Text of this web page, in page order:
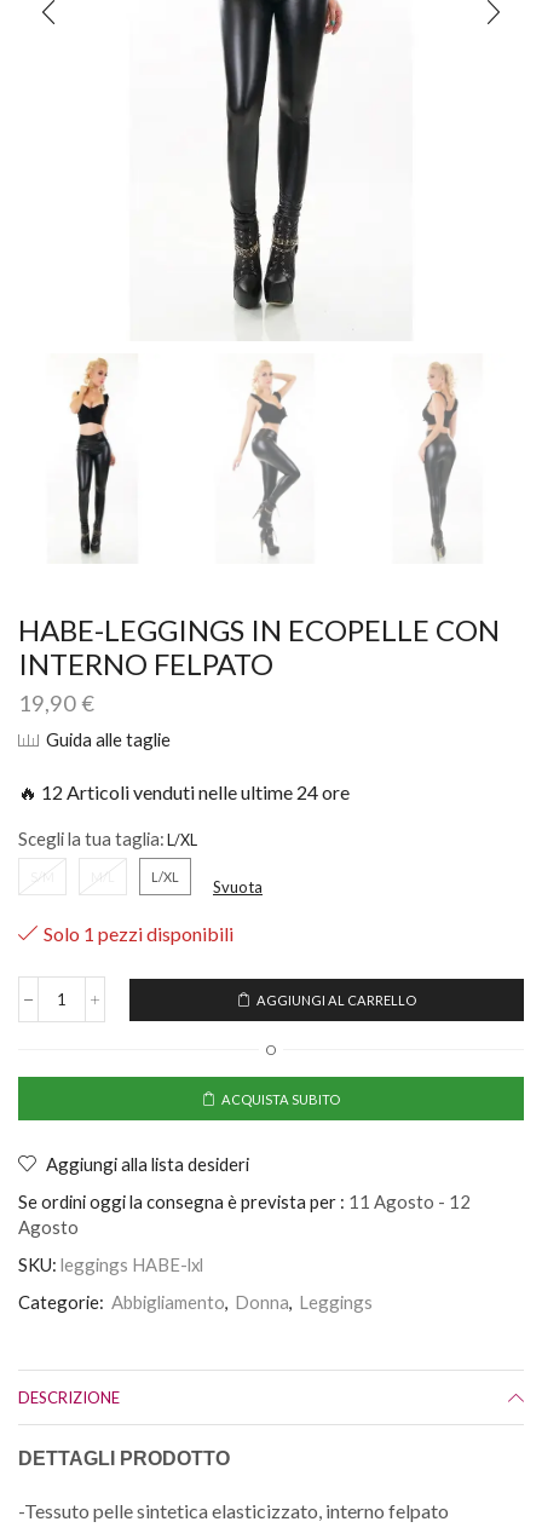
HABE-LEGGINGS IN ECOPELLE CON
INTERNO FELPATO
19,90€
Guida alle taglie
🔥 12 Articoli venduti nelle ultime 24 ore
Scegli la tua taglia:
S/M M/L L/XL Svuota
Solo 1 pezzi disponibili
AGGIUNGI AL CARRELLO
O
ACQUISTA SUBITO
Aggiungi alla lista desideri
Se ordini oggi la consegna è prevista per : 11 Agosto - 12
Agosto
SKU: leggings HABE-lxl
Categorie: Abbigliamento, Donna, Leggings
DESCRIZIONE
DETTAGLI PRODOTTO
-Tessuto pelle sintetica elasticizzato, interno felpato